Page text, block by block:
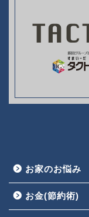
お家のお悩み
お金(節約術)